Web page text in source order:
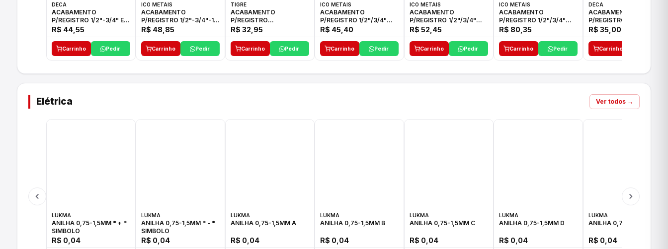
DECA
ACABAMENTO
P/REGISTRO 1/2"-3/4" E
1"C21.PQ DECA
R$ 44,55
Carrinho Pedir
ICO METAIS
ACABAMENTO
P/REGISTRO 1/2"-3/4"-1"
ACB M CS 33 ICO
R$ 48,85
Carrinho Pedir
TIGRE
ACABAMENTO
P/REGISTRO
1/2"-3/4"-1"ELLA CROSS
R$ 32,95
Carrinho Pedir
ICO METAIS
ACABAMENTO
P/REGISTRO 1/2"/3/4"
1416 ACB 33 E ICO
R$ 45,40
Carrinho Pedir
ICO METAIS
ACABAMENTO
P/REGISTRO 1/2"/3/4"
1416 C-50 ICO
R$ 52,45
Carrinho Pedir
ICO METAIS
ACABAMENTO
P/REGISTRO 1/2"/3/4"
ACB CS ALV E ICO
R$ 80,35
Carrinho Pedir
DECA
ACABAMENTO
P/REGISTRO 1/2"/3/4" C-
35 DECA
R$ 35,00
Carrinho
Elétrica Ver todos →
LUKMA
ANILHA 0,75-1,5MM * + *
SIMBOLO
R$ 0,04
LUKMA
ANILHA 0,75-1,5MM * - *
SIMBOLO
R$ 0,04
LUKMA
ANILHA 0,75-1,5MM A
R$ 0,04
LUKMA
ANILHA 0,75-1,5MM B
R$ 0,04
LUKMA
ANILHA 0,75-1,5MM C
R$ 0,04
LUKMA
ANILHA 0,75-1,5MM D
R$ 0,04
LUKMA
ANILHA 0,75-1,5MM E
R$ 0,04